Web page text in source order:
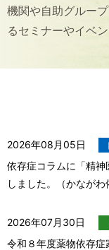
機関や自助グルー
るセミナーやイベ
2026年08月05日
依存症コラムに「精
しました。（かながわ
2026年07月30日
令和８年度薬物依存症